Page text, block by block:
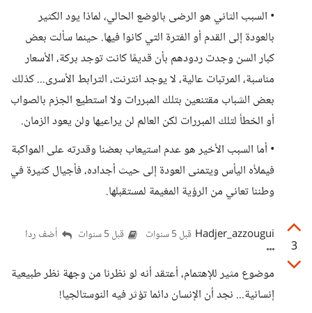
• السبب الثاني هو الرضى بالوضع الحالي، لماذا يود الكثير
بالعودة إلى القدم أو الفترة التي كانوا فيها. حينما سألت بعض
كبار السن وجدت ردودهم بأن قديمًا كانت توجد بركة، الأسعار
مناسبة، المرتبات عالية، لا يوجد انترنت، الترابط الأسرى... كذلك
بعض الشباب مقتنعين بتلك المبررات ولا استطيع الجزم بالصواب
أو الخطأ لتلك المبررات لكن العالم لن يراعيها ولن يعود الزمان.
• أما السبب الأخير هو عدم استيعاب بعضنا وقدرته على المواكبة
فيملأه اليأس ويتمنى العودة إلى حيث أجداده، فأجيال كثيرة في
وطننا تعاني من الرؤية المغيمة لمستقبلها.
3
Hadjer_azzougui قبل 5 سنوات قبل 5 سنوات أضف ردا
موضوع مثير للإهتمام، أعتقد أنه لو نظرنا من وجهة نظر طبيعية
إنسانية... نجد أن الإنسان دائما تؤثر فيه النوستالجيا!